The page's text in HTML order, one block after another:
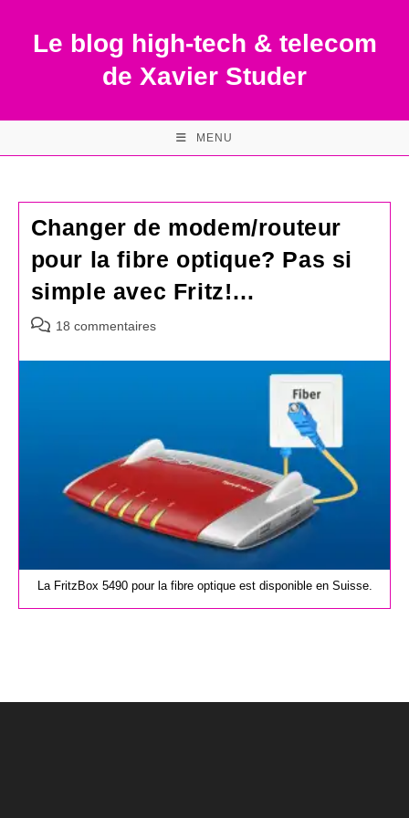
contentLe blog high-tech & telecom
de Xavier Studer
MENU
Changer de modem/routeur
pour la fibre optique? Pas si
simple avec Fritz!…
Commentaires
la
18 commentaires
La FritzBox 5490 pour la fibre optique est disponible en Suisse.